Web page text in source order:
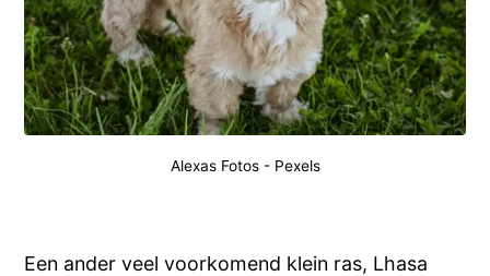
Alexas Fotos- Pexels
Een ander veel voorkomend klein ras, Lhasa